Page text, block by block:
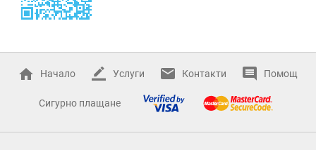
Начало Услуги Контакти Помощ
Сигурно плащане